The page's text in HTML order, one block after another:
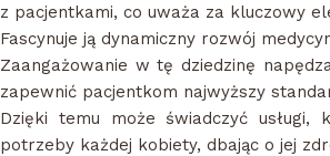
z pacjentkami, co uważa za kluczowy
Fascynuje ją dynamiczny rozwój
Zaangażowanie w tę dziedzinę
zapewnić pacjentkom najwyższy
Dzięki temu może świadczyć
potrzeby każdej kobiety, dbając o jej